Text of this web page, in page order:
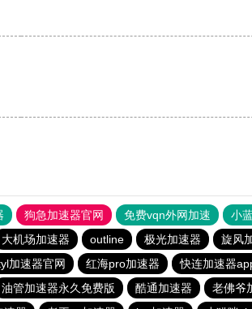
狗急加速器官网 免费vqn外网加速 小
大机场加速器 outline 极光加速器 旋风
加速器官网 红海pro加速器 快连加速器
油管加速器永久免费版 酷通加速器 老佛爷